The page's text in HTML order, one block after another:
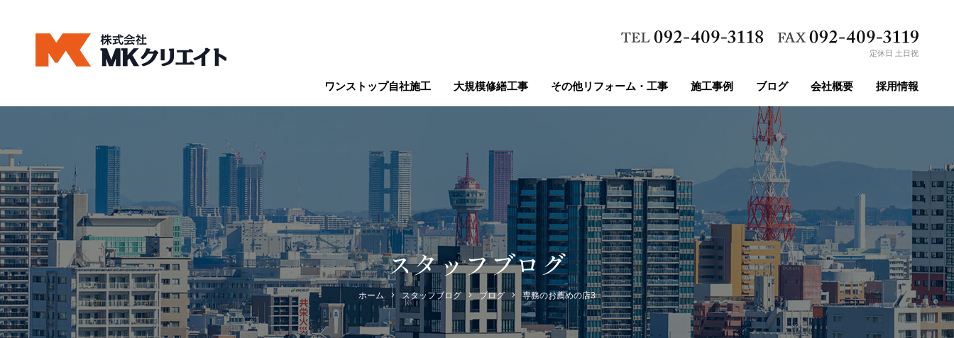
定休日 土日祝
ワンストップ自社施工 大規模修繕工事 その他リフォーム・工事 施工事例 ブログ 会社概要 採用情報
スタッフブログ
ホーム スタッフブログ ブログ 専務のお薦めの店3